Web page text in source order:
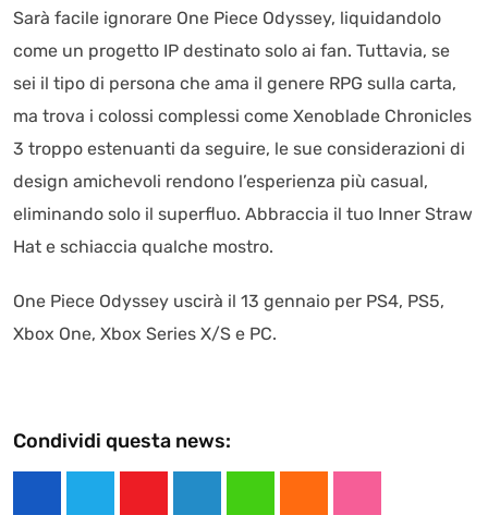
Sarà facile ignorare One Piece Odyssey, liquidandolo
come un progetto IP destinato solo ai fan. Tuttavia, se
sei il tipo di persona che ama il genere RPG sulla carta,
ma trova i colossi complessi come Xenoblade Chronicles
3 troppo estenuanti da seguire, le sue considerazioni di
design amichevoli rendono l’esperienza più casual,
eliminando solo il superfluo. Abbraccia il tuo Inner Straw
Hat e schiaccia qualche mostro.
One Piece Odyssey uscirà il 13 gennaio per PS4, PS5,
Xbox One, Xbox Series X/S e PC.
Condividi questa news: